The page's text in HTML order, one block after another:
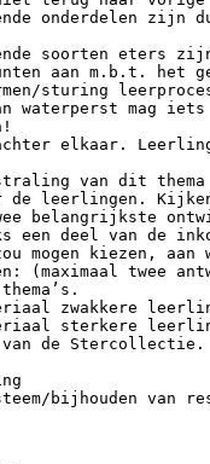
onderdelen zijn
soorten eters
aan m.b.t. het
sturing
waterperst mag
elkaar.
van dit thema
leerlingen. Kijken
belangrijkste
een deel van de
mogen kiezen, aan
(maximaal twee
zwakkere
sterkere
van de Stercollectie.
bijhouden van